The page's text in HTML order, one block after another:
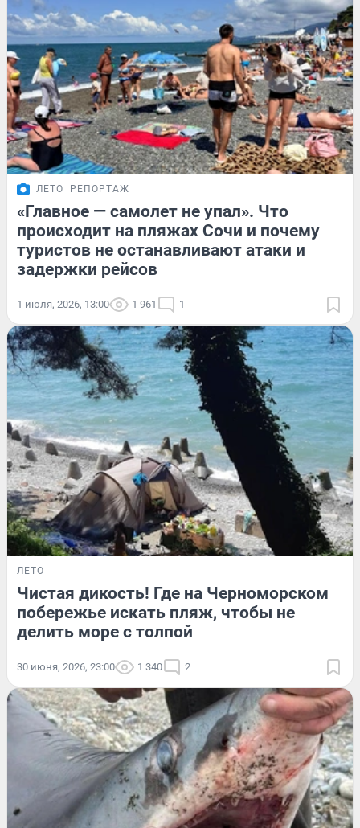
ЛЕТО РЕПОРТАЖ
«Главное — самолет не упал». Что
происходит на пляжах Сочи и почему
туристов не останавливают атаки и
задержки рейсов
1 июля, 2026, 13:00 1 961 1
ЛЕТО
Чистая дикость! Где на Черноморском
побережье искать пляж, чтобы не
делить море с толпой
30 июня, 2026, 23:00 1 340 2